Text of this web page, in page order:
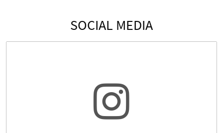
SOCIAL MEDIA